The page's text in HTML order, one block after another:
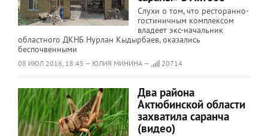
Слухи о том, что ресторанно-
гостиничным комплексом
владеет экс-начальник
областного ДКНБ Нурлан Кыдырбаев, оказались
беспочвенными
08 ИЮЛ 2016, 18:45 — ЮЛИЯ МИНИНА — 20714
Два района
Актюбинской области
захватила саранча
(видео)